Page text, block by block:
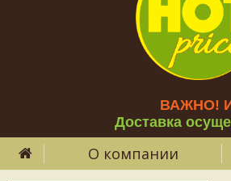
ВАЖНО!
Доставка
О компании